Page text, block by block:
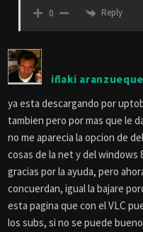
0 Reply
iñaki aranzueque
ya esta descargando por
tambien pero por mas que le
no me aparecia la opcion de
cosas de la net y del windows
gracias por la ayuda, pero
concuerdan, igual la bajare
esta pagina que con el VLC
los subs, si no se puede